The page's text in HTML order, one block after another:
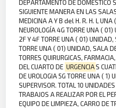
DEPARTAMENTO DE DOMESTICO
SIGUIENTE MANERA EN LAS
MEDICINA A Y B del H. R. H. L UNA
NEUROLOGÍA 4G TORRE UNA (
2F Y 4F TORRE UNA ( 01)
TORRE UNA ( 01) UNIDAD, SALA
TORRES QUIRURGICAS,
DEL CUARTO DE URGENCIAS
DE UROLOGIA 5G TORRE UNA ( 1)
SUPERVISOR. TOTAL 10
TRABAJOS A REALIZAR POR EL
EQUIPO DE LIMPIEZA, CARRO DE